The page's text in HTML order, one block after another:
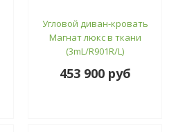
Угловой диван-кровать
Магнат люкс в ткани
(3mL/R901R/L)
453 900 руб